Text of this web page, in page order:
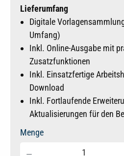
Lieferumfang
Digitale
Umfang)
Inkl. Online-Ausgabe mit
Zusatzfunktionen
Inkl. Einsatzfertige
Download
Inkl. Fortlaufende
Aktualisierungen für den
Menge